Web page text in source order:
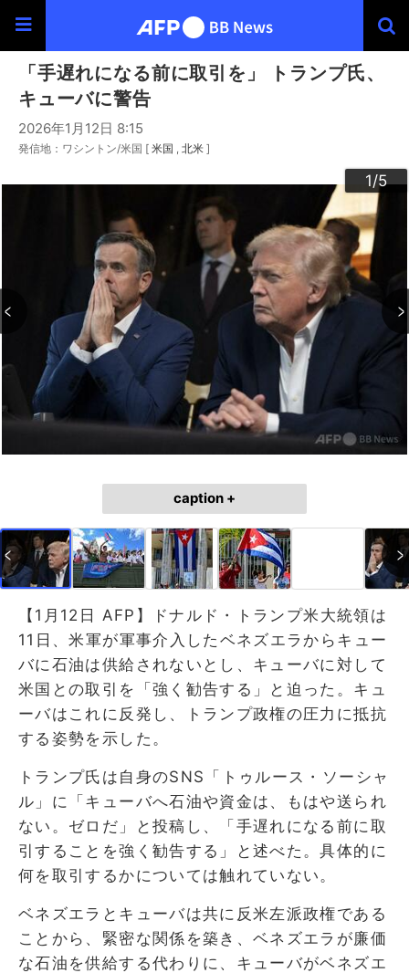
「手遅れになる前に取引を」 トランプ氏、
キューバに警告
2026年1月12日 8:15
発信地：ワシントン/米国 [ 米国 北米 ]
1/5
2/5
3/5
4/5
5/5
caption +
【1月12日 AFP】ドナルド・トランプ米大統領は
11日、米軍が軍事介入したベネズエラからキュー
バに石油は供給されないとし、キューバに対して
米国との取引を「強く勧告する」と迫った。キュ
ーバはこれに反発し、トランプ政権の圧力に抵抗
する姿勢を示した。
トランプ氏は自身のSNS「トゥルース・ソーシャ
ル」に「キューバへ石油や資金は、もはや送られ
ない。ゼロだ」と投稿し、「手遅れになる前に取
引することを強く勧告する」と述べた。具体的に
何を取引するかについては触れていない。
ベネズエラとキューバは共に反米左派政権である
ことから、緊密な関係を築き、ベネズエラが廉価
な石油を供給する代わりに、キューバがベネズエ